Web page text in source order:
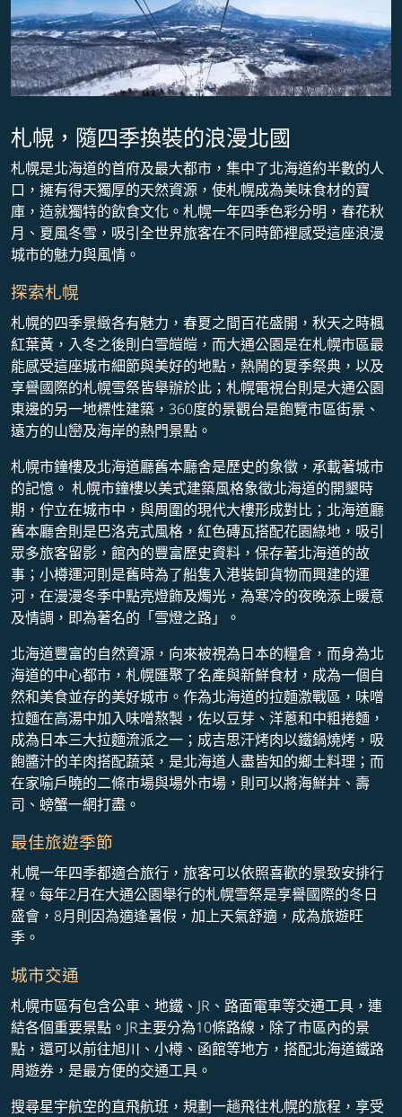
札幌，隨四季換裝的浪漫北國
札幌是北海道的首府及最大都市，集中了北海道約半數的人
口，擁有得天獨厚的天然資源，使札幌成為美味食材的寶
庫，造就獨特的飲食文化。札幌一年四季色彩分明，春花秋
月、夏風冬雪，吸引全世界旅客在不同時節裡感受這座浪漫
城市的魅力與風情。
探索札幌
札幌的四季景緻各有魅力，春夏之間百花盛開，秋天之時楓
紅葉黃，入冬之後則白雪皚皚，而大通公園是在札幌市區最
能感受這座城市細節與美好的地點，熱鬧的夏季祭典，以及
享譽國際的札幌雪祭皆舉辦於此；札幌電視台則是大通公園
東邊的另一地標性建築，360度的景觀台是飽覽市區街景、
遠方的山巒及海岸的熱門景點。
札幌市鐘樓及北海道廳舊本廳舍是歷史的象徵，承載著城市
的記憶。 札幌市鐘樓以美式建築風格象徵北海道的開墾時
期，佇立在城市中，與周圍的現代大樓形成對比；北海道廳
舊本廳舍則是巴洛克式風格，紅色磚瓦搭配花園綠地，吸引
眾多旅客留影，館內的豐富歷史資料，保存著北海道的故
事；小樽運河則是舊時為了船隻入港裝卸貨物而興建的運
河，在漫漫冬季中點亮燈飾及燭光，為寒冷的夜晚添上暖意
及情調，即為著名的「雪燈之路」。
北海道豐富的自然資源，向來被視為日本的糧倉，而身為北
海道的中心都市，札幌匯聚了名產與新鮮食材，成為一個自
然和美食並存的美好城市。作為北海道的拉麵激戰區，味噌
拉麵在高湯中加入味噌熬製，佐以豆芽、洋蔥和中粗捲麵，
成為日本三大拉麵流派之一；成吉思汗烤肉以鐵鍋燒烤，吸
飽醬汁的羊肉搭配蔬菜，是北海道人盡皆知的鄉土料理；而
在家喻戶曉的二條市場與場外市場，則可以將海鮮丼、壽
司、螃蟹一網打盡。
最佳旅遊季節
札幌一年四季都適合旅行，旅客可以依照喜歡的景致安排行
程。每年2月在大通公園舉行的札幌雪祭是享譽國際的冬日
盛會，8月則因為適逢暑假，加上天氣舒適，成為旅遊旺
季。
城市交通
札幌市區有包含公車、地鐵、JR、路面電車等交通工具，連
結各個重要景點。JR主要分為10條路線，除了市區內的景
點，還可以前往旭川、小樽、函館等地方，搭配北海道鐵路
周遊券，是最方便的交通工具。
搜尋星宇航空的直飛航班，規劃一趟飛往札幌的旅程，享受